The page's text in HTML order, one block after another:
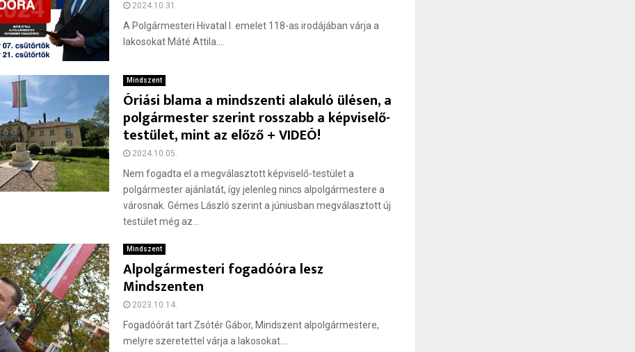
2024.10.31.
A Polgármesteri Hivatal I. emelet 118-as irodájában várja a
lakosokat Máté Attila....
Mindszent
Óriási blama a mindszenti alakuló ülésen, a
polgármester szerint rosszabb a képviselő-
testület, mint az előző + VIDEÓ!
2024.10.05.
Nem fogadta el a megválasztott képviselő-testület a
polgármester ajánlatát, így jelenleg nincs alpolgármestere a
városnak. Gémes László szerint a júniusban megválasztott új
testület még az...
Mindszent
Alpolgármesteri fogadóóra lesz
Mindszenten
2023.10.14.
Fogadóórát tart Zsótér Gábor, Mindszent alpolgármestere,
melyre szeretettel várja a lakosokat....